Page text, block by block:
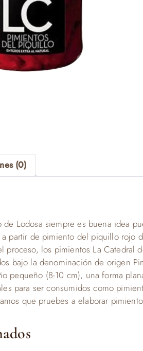
(0)
Lodosa siempre es buena idea
partir de pimiento del piquillo rojo
proceso, los pimientos La
bajo la denominación de origen
pequeño (8-10 cm), una forma
para ser consumidos como
que pruebes a elaborar